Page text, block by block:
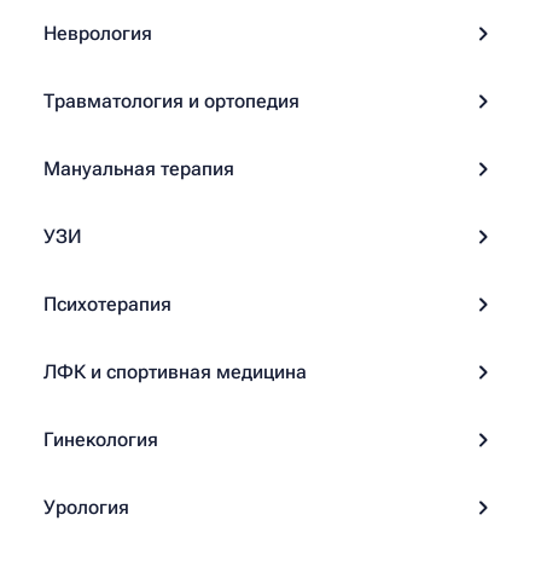
Неврология
Травматология и ортопедия
Мануальная терапия
УЗИ
Психотерапия
ЛФК и спортивная медицина
Гинекология
Урология